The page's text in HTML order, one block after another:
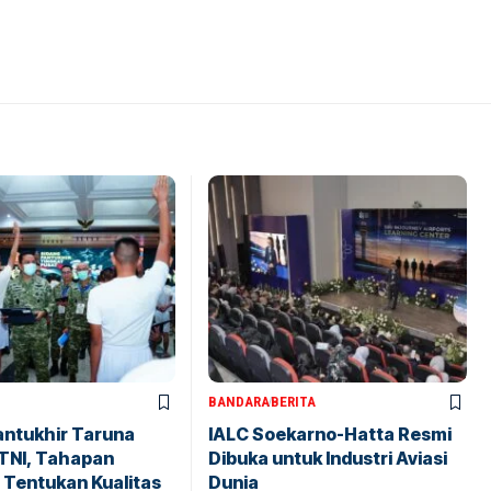
Taruna
Tahapan
Kualitas
BANDARABERITA
IALC Soekarno-Hatta Resmi
Dibuka untuk Industri Aviasi
Dunia